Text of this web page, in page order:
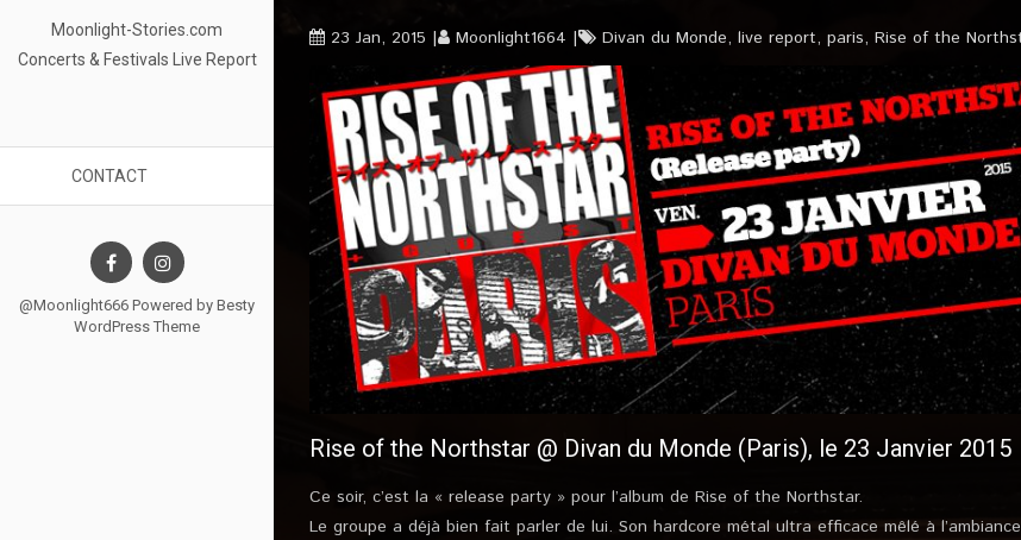
Moonlight-Stories.com
Concerts & Festivals Live Report
CONTACT
@Moonlight666 Powered by Besty
WordPress Theme
23 Jan, 2015 Moonlight1664 Divan du Monde, live report, paris, Rise of the
Rise of the Northstar @ Divan du Monde (Paris), le 23 Janvier 2015
Ce soir, c’est la « release party » pour l’album de Rise of the Northstar.
Le groupe a déjà bien fait parler de lui. Son hardcore métal ultra efficace mêlé à